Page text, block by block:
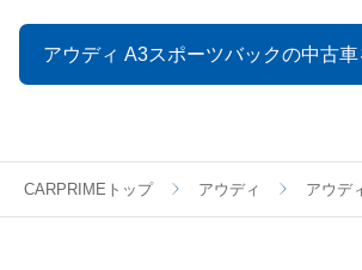
アウディ A3スポーツバックの中古
CARPRIMEトップ アウディ アウ